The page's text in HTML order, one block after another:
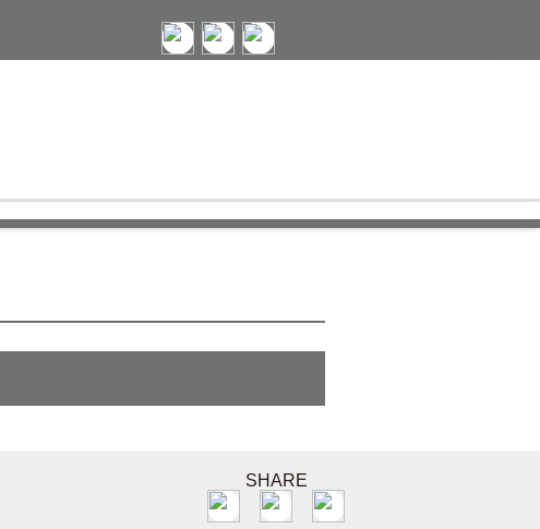
SHARE